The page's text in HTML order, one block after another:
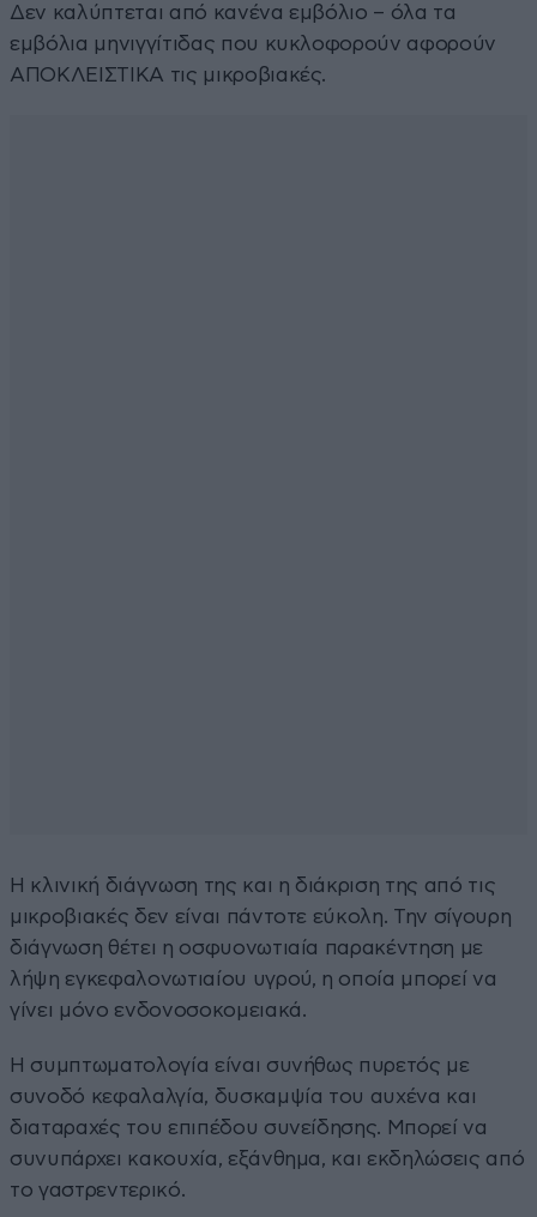
Δεν καλύπτεται από κανένα εμβόλιο – όλα τα
εμβόλια μηνιγγίτιδας που κυκλοφορούν αφορούν
ΑΠΟΚΛΕΙΣΤΙΚΑ τις μικροβιακές.
Η κλινική διάγνωση της και η διάκριση της από τις
μικροβιακές δεν είναι πάντοτε εύκολη. Την σίγουρη
διάγνωση θέτει η οσφυονωτιαία παρακέντηση με
λήψη εγκεφαλονωτιαίου υγρού, η οποία μπορεί να
γίνει μόνο ενδονοσοκομειακά.
Η συμπτωματολογία είναι συνήθως πυρετός με
συνοδό κεφαλαλγία, δυσκαμψία του αυχένα και
διαταραχές του επιπέδου συνείδησης. Μπορεί να
συνυπάρχει κακουχία, εξάνθημα, και εκδηλώσεις από
το γαστρεντερικό.